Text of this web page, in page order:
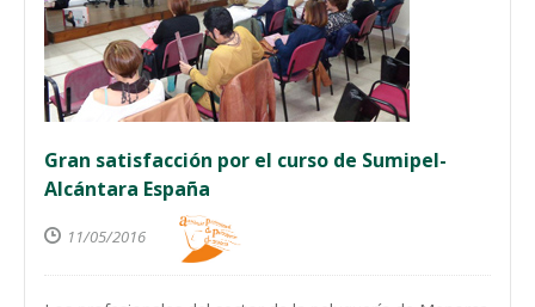
Gran satisfacción por el curso de Sumipel-
Alcántara España
11/05/2016